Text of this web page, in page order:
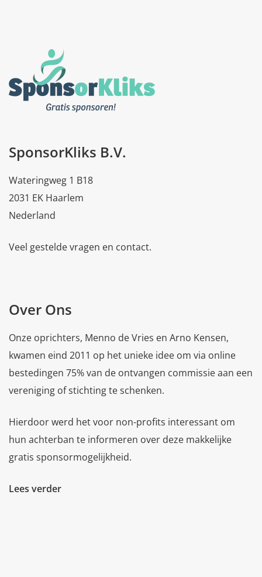
SponsorKliks B.V.
Wateringweg 1 B18
2031 EK Haarlem
Nederland
Veel gestelde vragen en contact.
Over Ons
Onze oprichters, Menno de Vries en Arno Kensen,
kwamen eind 2011 op het unieke idee om via online
bestedingen 75% van de ontvangen commissie aan een
vereniging of stichting te schenken.
Hierdoor werd het voor non-profits interessant om
hun achterban te informeren over deze makkelijke
gratis sponsormogelijkheid.
Lees verder